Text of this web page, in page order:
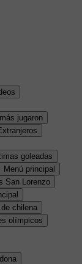
jugaron
goleadas
Menú principal
San Lorenzo
chilena
olímpicos